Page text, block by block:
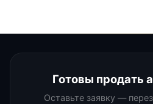
Готовы продать
Оставьте заявку —